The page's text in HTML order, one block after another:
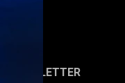
NEWSLETTER